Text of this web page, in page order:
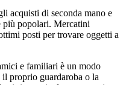
acquisti di seconda mano e
più popolari. Mercatini
posti per trovare oggetti a
e familiari è un modo
proprio guardaroba o la